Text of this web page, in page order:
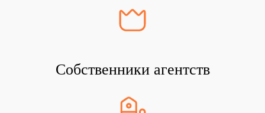
Собственники агентств